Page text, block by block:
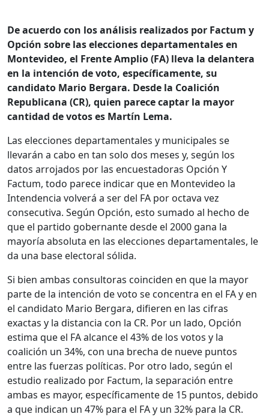
De acuerdo con los análisis realizados por Factum y
Opción sobre las elecciones departamentales en
Montevideo, el Frente Amplio (FA) lleva la delantera
en la intención de voto, específicamente, su
candidato Mario Bergara. Desde la Coalición
Republicana (CR), quien parece captar la mayor
cantidad de votos es Martín Lema.
Las elecciones departamentales y municipales se
llevarán a cabo en tan solo dos meses y, según los
datos arrojados por las encuestadoras Opción Y
Factum, todo parece indicar que en Montevideo la
Intendencia volverá a ser del FA por octava vez
consecutiva. Según Opción, esto sumado al hecho de
que el partido gobernante desde el 2000 gana la
mayoría absoluta en las elecciones departamentales, le
da una base electoral sólida.
Si bien ambas consultoras coinciden en que la mayor
parte de la intención de voto se concentra en el FA y en
el candidato Mario Bergara, difieren en las cifras
exactas y la distancia con la CR. Por un lado, Opción
estima que el FA alcance el 43% de los votos y la
coalición un 34%, con una brecha de nueve puntos
entre las fuerzas políticas. Por otro lado, según el
estudio realizado por Factum, la separación entre
ambas es mayor, específicamente de 15 puntos, debido
a que indican un 47% para el FA y un 32% para la CR.